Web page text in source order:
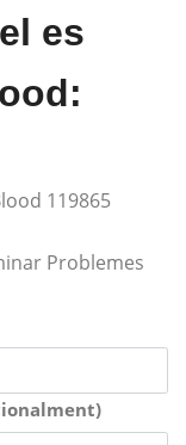
es
119865
Problemes